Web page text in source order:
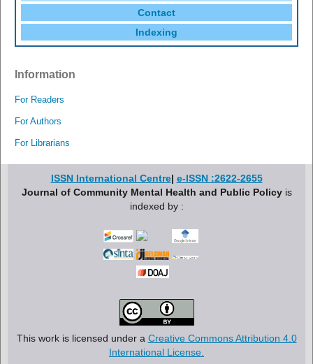
Contact
Indexing
Information
For Readers
For Authors
For Librarians
ISSN International Centre| e-ISSN :2622-2655
Journal of Community Mental Health and Public Policyis
indexed by :
This work is licensed under a Creative Commons Attribution 4.0
International License.